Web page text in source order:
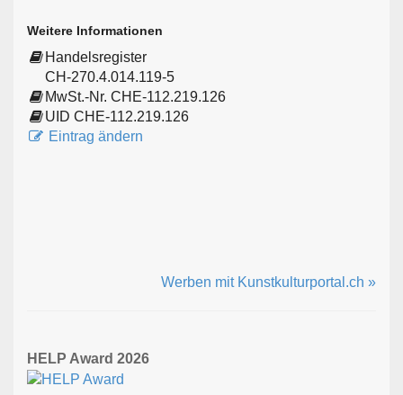
Weitere Informationen
Handelsregister
CH-270.4.014.119-5
MwSt.-Nr. CHE-112.219.126
UID CHE-112.219.126
Eintrag ändern
Werben mit Kunstkulturportal.ch »
HELP Award 2026